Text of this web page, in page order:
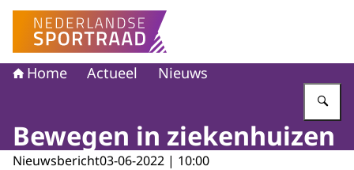
Naar de homepage van Nederlandse Sportraad
Home Actueel Nieuws
Bewegen in ziekenhuizen
Nieuwsbericht03-06-2022 | 10:00